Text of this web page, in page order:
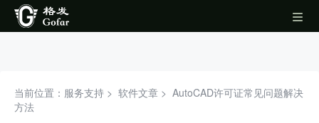
当前位置：服务支持 > 软件文章 > AutoCAD许可证常见问题解决
方法